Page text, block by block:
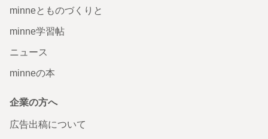
minneとものづくりと
minne学習帖
ニュース
minneの本
企業の方へ
広告出稿について